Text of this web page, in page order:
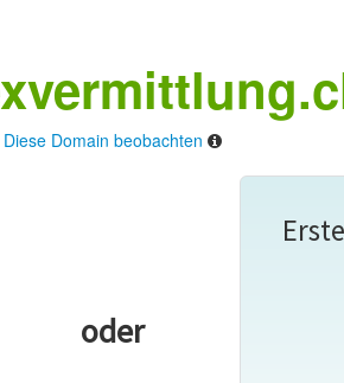
Diese Domain beobachten
oder